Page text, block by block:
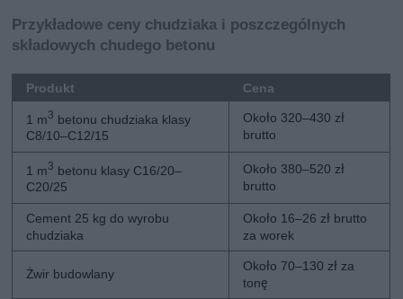
Przykładowe ceny chudziaka i poszczególnych
składowych chudego betonu
Produkt Cena
1 m3 betonu chudziaka klasy
C8/10–C12/15
Około 320–430 zł
brutto
1 m3 betonu klasy C16/20–
C20/25
Około 380–520 zł
brutto
Cement 25 kg do wyrobu
chudziaka
Około 16–26 zł brutto
za worek
Żwir budowlany
Około 70–130 zł za
tonę